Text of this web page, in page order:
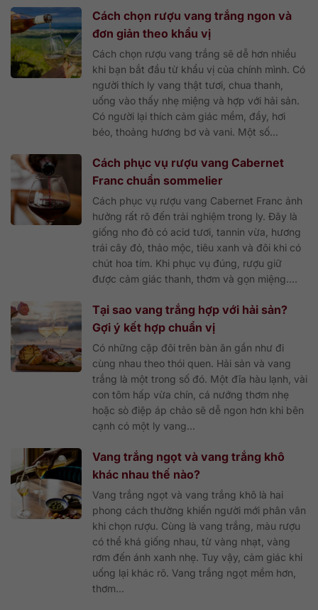
Cách chọn rượu vang trắng ngon và
đơn giản theo khẩu vị
Cách chọn rượu vang trắng sẽ dễ hơn nhiều
khi bạn bắt đầu từ khẩu vị của chính mình. Có
người thích ly vang thật tươi, chua thanh,
uống vào thấy nhẹ miệng và hợp với hải sản.
Có người lại thích cảm giác mềm, đầy, hơi
béo, thoảng hương bơ và vani. Một số...
Cách phục vụ rượu vang Cabernet
Franc chuẩn sommelier
Cách phục vụ rượu vang Cabernet Franc ảnh
hưởng rất rõ đến trải nghiệm trong ly. Đây là
giống nho đỏ có acid tươi, tannin vừa, hương
trái cây đỏ, thảo mộc, tiêu xanh và đôi khi có
chút hoa tím. Khi phục vụ đúng, rượu giữ
được cảm giác thanh, thơm và gọn miệng....
Tại sao vang trắng hợp với hải sản?
Gợi ý kết hợp chuẩn vị
Có những cặp đôi trên bàn ăn gần như đi
cùng nhau theo thói quen. Hải sản và vang
trắng là một trong số đó. Một đĩa hàu lạnh, vài
con tôm hấp vừa chín, cá nướng thơm nhẹ
hoặc sò điệp áp chảo sẽ dễ ngon hơn khi bên
cạnh có một ly vang...
Vang trắng ngọt và vang trắng khô
khác nhau thế nào?
Vang trắng ngọt và vang trắng khô là hai
phong cách thường khiến người mới phân vân
khi chọn rượu. Cùng là vang trắng, màu rượu
có thể khá giống nhau, từ vàng nhạt, vàng
rơm đến ánh xanh nhẹ. Tuy vậy, cảm giác khi
uống lại khác rõ. Vang trắng ngọt mềm hơn,
thơm...